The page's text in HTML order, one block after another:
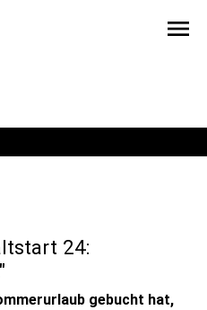
menu
24:
gebucht hat,